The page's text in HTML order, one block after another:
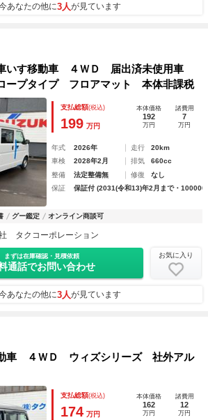
あなたの他に3人が見ています
す移動車 ４ＷＤ 届出済未使用車
ープタイプ フロアマット 本体非課税
支払総額(税込)
199 万円
本体価格
192
万円
諸費用
7
万円
年式 2026年 走行
20km
車検
2028年2月 排気
660cc
整備
法定整備無 修復
なし
保証
保証付 (2031(令和13)年2月まで・
グー鑑定 オンライン商談可
タクコーポレーション
まずは在庫確認・見積依頼
通話でお問い合わせ
お気に入り
あなたの他に3人が見ています
車 ４ＷＤ ウィズシリーズ 社外アル
支払総額(税込)
174 万円
本体価格
162
万円
諸費用
12
万円